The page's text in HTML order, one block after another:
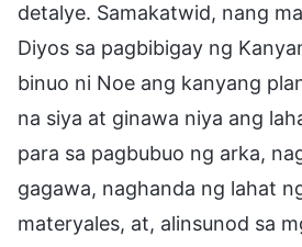
detalye. Samakatwid, nang
Diyos sa pagbibigay ng
binuo ni Noe ang kanyang
na siya at ginawa niya ang
para sa pagbubuo ng arka,
gagawa, naghanda ng lahat
materyales, at, alinsunod sa